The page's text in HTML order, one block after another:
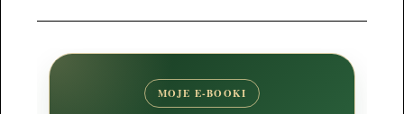
MOJE E-BOOKI